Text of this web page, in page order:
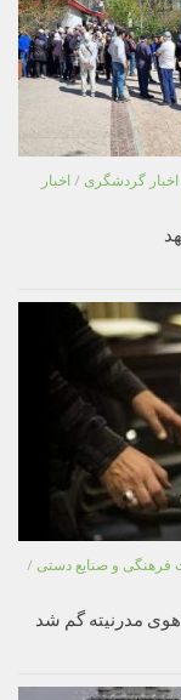
اخبار گردشگری / اخبار
فرهنگی و صنایع دستی /
مدرنیته گم شد